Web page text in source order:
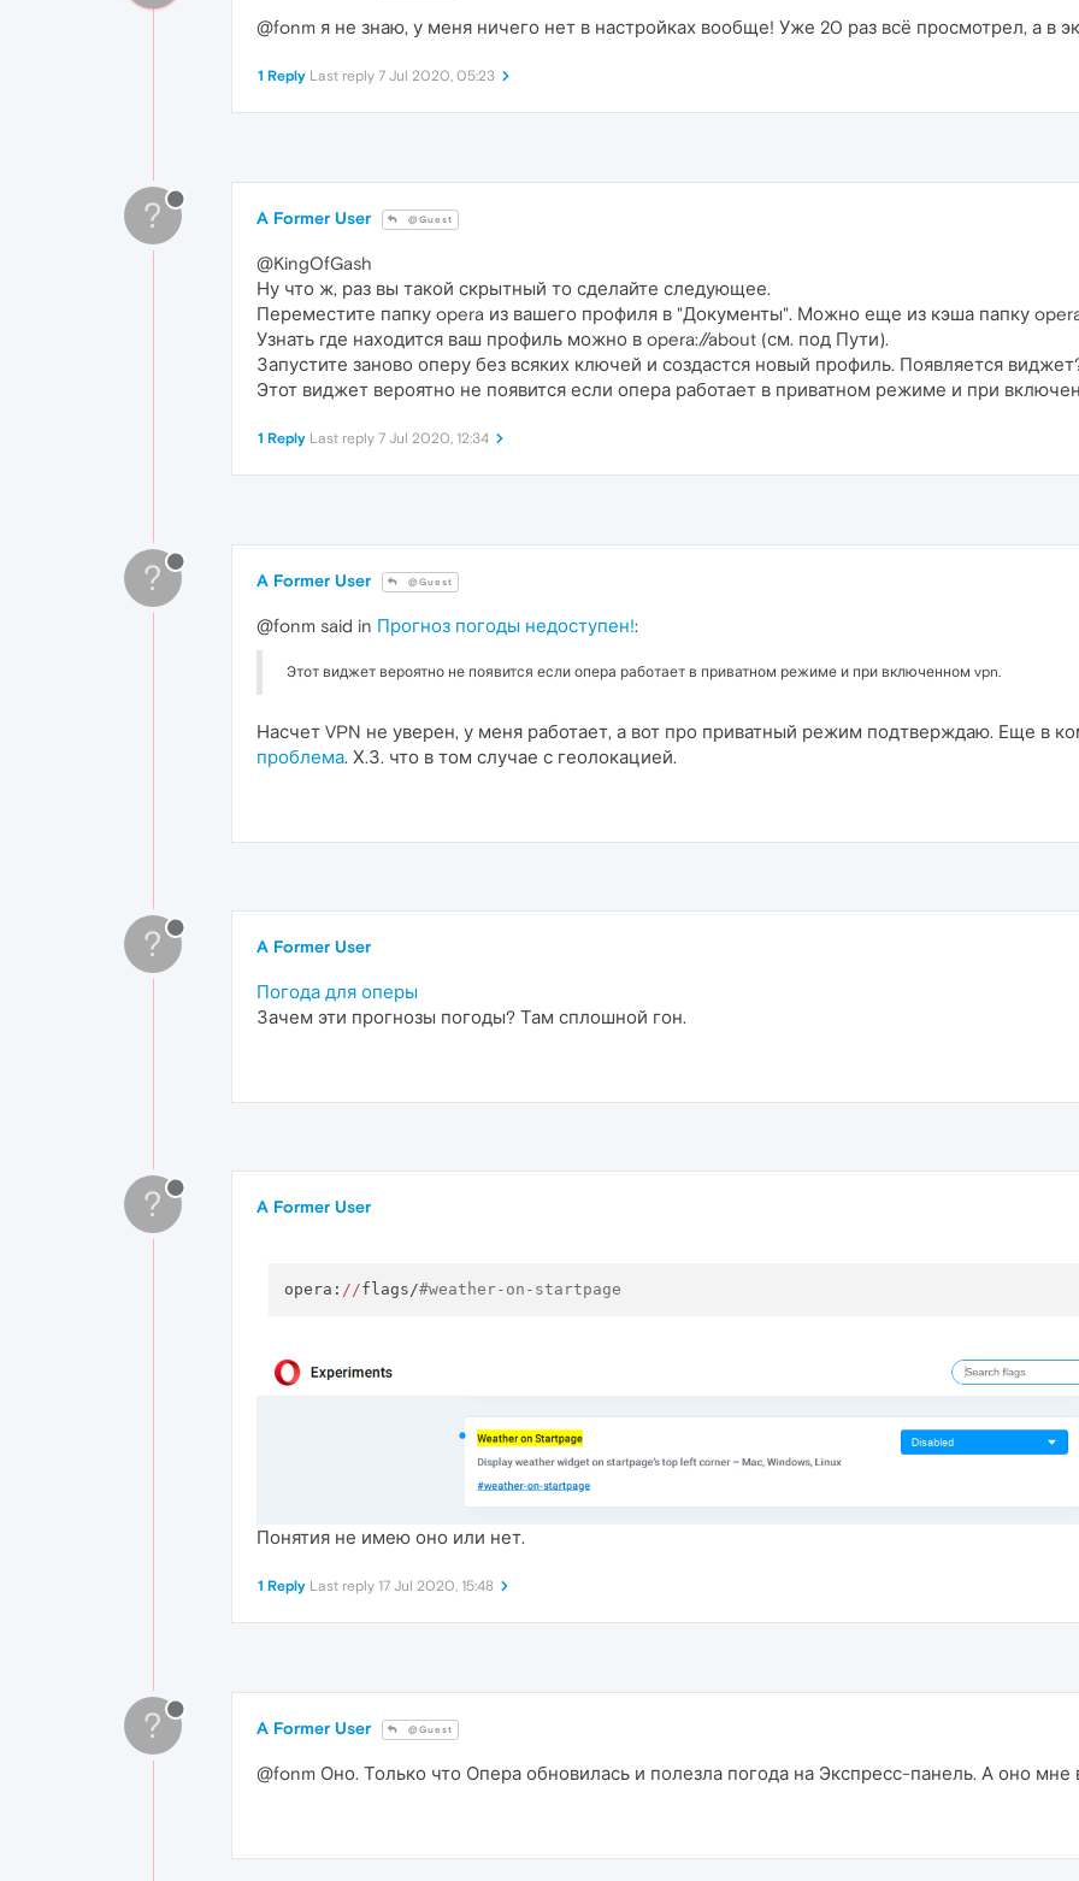
@fonm я не знаю, у меня ничего нет в настройках вообще! Уже 20 раз всё просмотрел, а в
1 Reply Last reply 7 Jul 2020, 05:23
? A Former User @Guest
@KingOfGash
Ну что ж, раз вы такой скрытный то сделайте следующее.
Переместите папку opera из вашего профиля в "Документы". Можно еще из кэша папку
Узнать где находится ваш профиль можно в opera://about (см. под Пути).
Запустите заново оперу без всяких ключей и создастся новый профиль. Появляется
Этот виджет вероятно не появится если опера работает в приватном режиме и при
1 Reply Last reply 7 Jul 2020, 12:34
? A Former User @Guest
@fonm said in Прогноз погоды недоступен!:
Этот виджет вероятно не появится если опера работает в приватном режиме и при включенном vpn.
Насчет VPN не уверен, у меня работает, а вот про приватный режим подтверждаю. Еще в
проблема. Х.З. что в том случае с геолокацией.
? A Former User
Погода для оперы
Зачем эти прогнозы погоды? Там сплошной гон.
? A Former User
opera: //flags/#weather-on-startpage
Понятия не имею оно или нет.
1 Reply Last reply 17 Jul 2020, 15:48
? A Former User @Guest
@fonm Оно. Только что Опера обновилась и полезла погода на Экспресс-панель. А оно